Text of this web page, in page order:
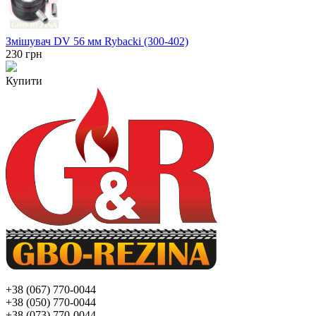
Змішувач DV 56 мм Rybacki (300-402)
230 грн
Купити
+38 (067) 770-0044
+38 (050) 770-0044